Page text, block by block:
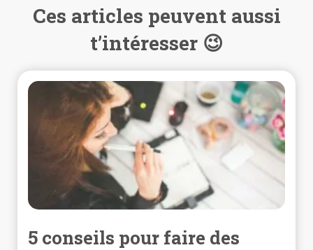
Ces articles peuvent aussi
t’intéresser 😉
5 conseils pour faire des